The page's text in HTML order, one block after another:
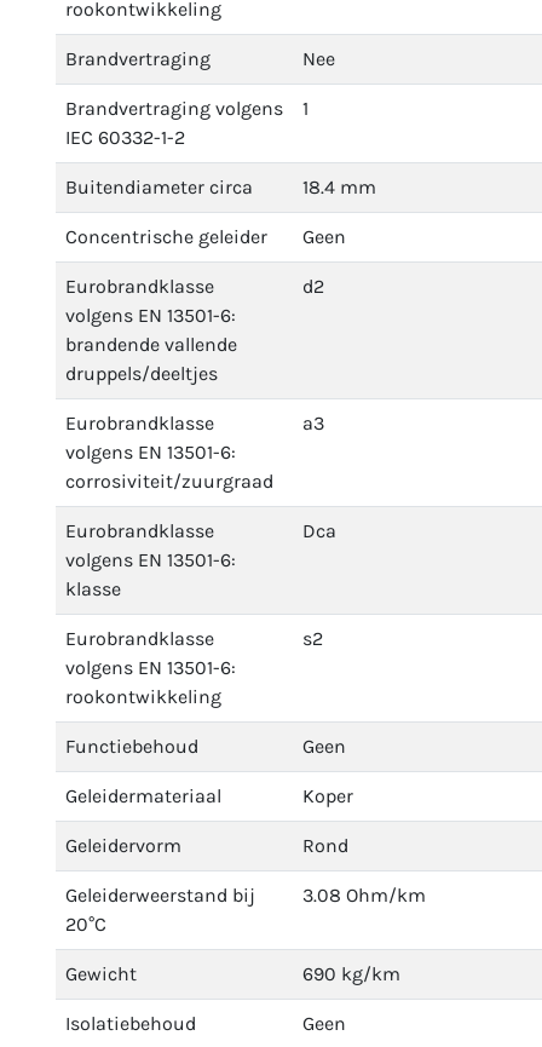
rookontwikkeling
Brandvertraging Nee
Brandvertraging volgens
IEC 60332-1-2
1
Buitendiameter circa 18.4 mm
Concentrische geleider Geen
Eurobrandklasse
volgens EN 13501-6:
brandende vallende
druppels/deeltjes
d2
Eurobrandklasse
volgens EN 13501-6:
corrosiviteit/zuurgraad
a3
Eurobrandklasse
volgens EN 13501-6:
klasse
Dca
Eurobrandklasse
volgens EN 13501-6:
rookontwikkeling
s2
Functiebehoud Geen
Geleidermateriaal Koper
Geleidervorm Rond
Geleiderweerstand bij
20°C
3.08 Ohm/km
Gewicht 690 kg/km
Isolatiebehoud Geen